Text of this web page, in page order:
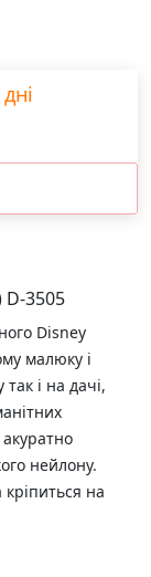
D-3505
Disney
малюку і
і на дачі,
нейлону.
на